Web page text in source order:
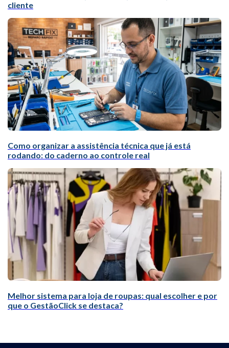
cliente
Como organizar a assistência técnica que já está
rodando: do caderno ao controle real
Melhor sistema para loja de roupas: qual escolher e por
que o GestãoClick se destaca?